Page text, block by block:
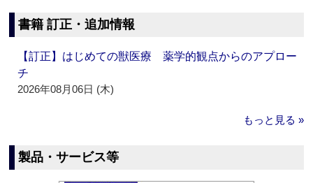
書籍 訂正・追加情報
【訂正】はじめての獣医療 薬学的観点からのアプロー
チ
2026年08月06日 (木)
もっと見る »
製品・サービス等